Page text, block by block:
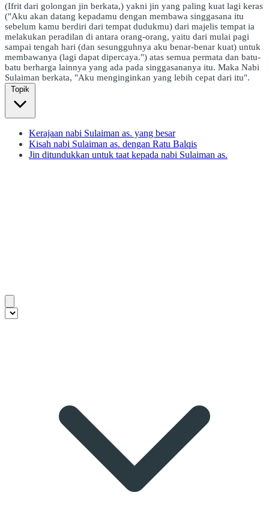
(Ifrit dari golongan jin berkata,) yakni jin yang paling kuat lagi keras
("Aku akan datang kepadamu dengan membawa singgasana itu
sebelum kamu berdiri dari tempat dudukmu) dari majelis tempat ia
melakukan peradilan di antara orang-orang, yaitu dari mulai pagi
sampai tengah hari (dan sesungguhnya aku benar-benar kuat) untuk
membawanya (lagi dapat dipercaya.") atas semua permata dan batu-
batu berharga lainnya yang ada pada singgasananya itu. Maka Nabi
Sulaiman berkata, "Aku menginginkan yang lebih cepat dari itu".
Topik
Kerajaan nabi Sulaiman as. yang besar
Kisah nabi Sulaiman as. dengan Ratu Balqis
Jin ditundukkan untuk taat kepada nabi Sulaiman as.